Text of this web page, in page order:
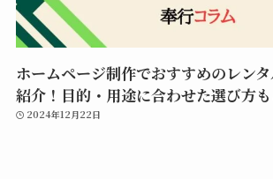
ホームページ制作でおすすめのレン
紹介！目的・用途に合わせた選び方
2024年12月22日